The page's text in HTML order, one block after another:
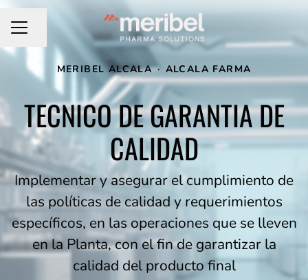
MENÚ DE EMPLEO
Compartir página
MERIBEL ALCALA · ALCALA FARMA
TECNICO DE GARANTIA DE
CALIDAD
Implementar y asegurar el cumplimiento de
las políticas de calidad y requerimientos
específicos, en las operaciones que se lleven
en la Planta, con el fin de garantizar la
calidad del producto final